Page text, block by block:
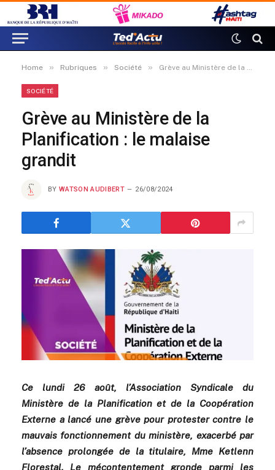
Home » Rubriques » Société » Grève au Ministère de la Planification : le malaise grandit
SOCIÉTÉ
Grève au Ministère de la
Planification : le malaise
grandit
BY WATSON AUDIBERT 26/08/2024
Ce lundi 26 août, l’Association Syndicale du
Ministère de la Planification et de la Coopération
Externe a lancé une grève pour protester contre le
mauvais fonctionnement du ministère, exacerbé par
l’absence prolongée de la titulaire, Mme Ketlenn
Florestal. Le mécontentement gronde parmi les